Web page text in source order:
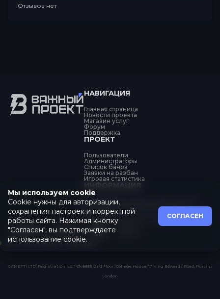
Отзывов нет
НАВИГАЦИЯ
Главная страница
Новости проекта
Магазин услуг
Форум
Поддержка
ПРОЕКТ
Пользователи
Администраторы
Список банов
Заявки на разбан
Игровая статистика
ИНФОРМАЦИЯ
Об обработке персональных данных
Политика конфиденциальности
Оферта
Пользовательское соглашение
Все системы в порядке
GAMETTI LTD, Registration No. 14348659, 2nd Floor, College House, 17 King Edwards Road, Ruislip,
London
Мы используем cookie
Cookie нужны для авторизации,
сохранения настроек и корректной
работы сайта. Нажимая кнопку
"Согласен", вы подтверждаете
использование cookie.
СОГЛАСЕН